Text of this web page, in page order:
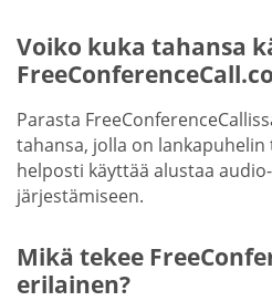
Voiko kuka tahansa
Parasta
tahansa, jolla on lankapuhelin
helposti käyttää alustaa
järjestämiseen.
Mikä tekee
erilainen?